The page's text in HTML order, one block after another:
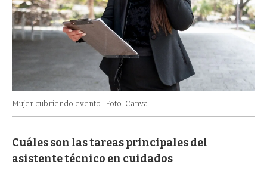
Mujer cubriendo evento. Foto: Canva
Cuáles son las tareas principales del
asistente técnico en cuidados